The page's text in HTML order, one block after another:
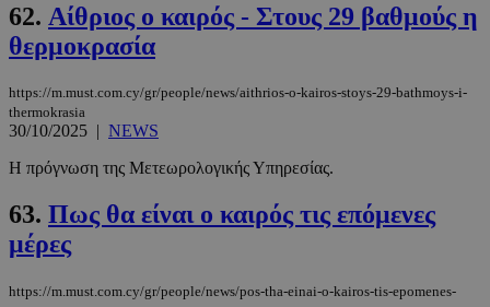
62. Αίθριος ο καιρός - Στους 29 βαθμούς η
θερμοκρασία
https://m.must.com.cy/gr/people/news/aithrios-o-kairos-stoys-29-bathmoys-i-
thermokrasia
30/10/2025 | NEWS
Η πρόγνωση της Μετεωρολογικής Υπηρεσίας.
63. Πως θα είναι ο καιρός τις επόμενες
μέρες
https://m.must.com.cy/gr/people/news/pos-tha-einai-o-kairos-tis-epomenes-